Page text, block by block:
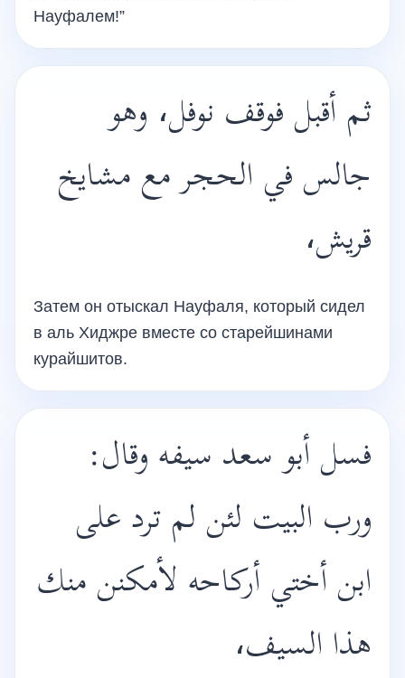
Науфалем!”
ثم أقبل فوقف نوفل، وهو
جالس في الحجر مع مشايخ
قريش،
Затем он отыскал Науфаля, который сидел
в аль Хиджре вместе со старейшинами
курайшитов.
فسل أبو سعد سيفه وقال:
ورب البيت لئن لم ترد على
ابن أختي أركاحه لأمكنن منك
هذا السيف،